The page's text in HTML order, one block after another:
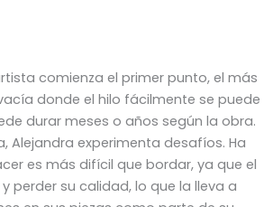
comienza el primer punto, el más
donde el hilo fácilmente se puede
durar meses o años según la obra.
Alejandra experimenta desafíos. Ha
es más difícil que bordar, ya que el
perder su calidad, lo que la lleva a